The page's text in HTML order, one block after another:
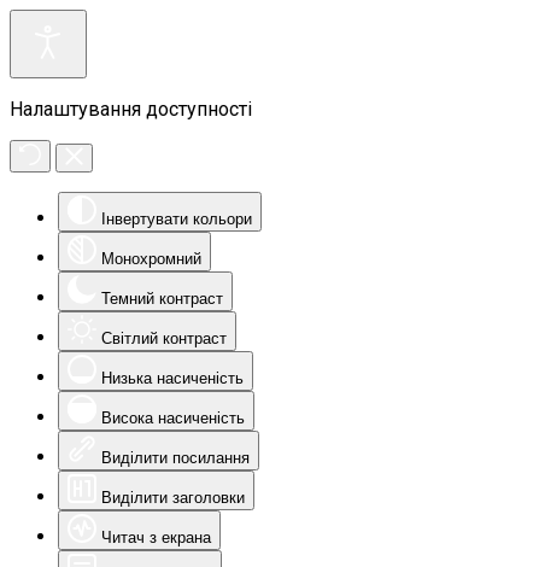
Налаштування доступності
Інвертувати кольори
Монохромний
Темний контраст
Світлий контраст
Низька насиченість
Висока насиченість
Виділити посилання
Виділити заголовки
Читач з екрана